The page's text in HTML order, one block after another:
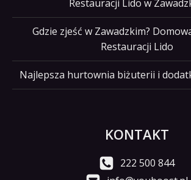
Restauracji Lido w
Gdzie zjeść w Zawadzkim?
Restauracji Lido
Najlepsza hurtownia biżuterii i
KONTAKT
222 500 844